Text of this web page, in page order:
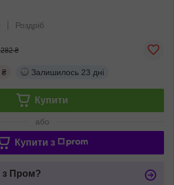
Роздріб
₴
₴ Залишилось 23 дні
Купити
або
Купити з
з Пром?